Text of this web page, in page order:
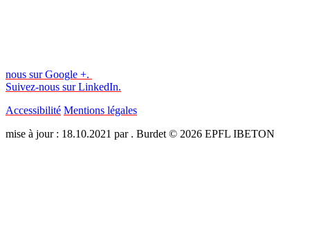
nous sur Google +.
Suivez-nous sur LinkedIn.
Accessibilité Mentions légales
mise à jour : 18.10.2021 par . Burdet © 2026 EPFL IBETON